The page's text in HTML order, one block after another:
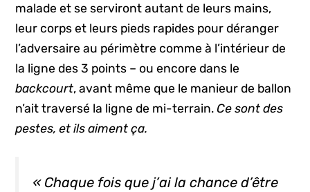
malade et se serviront autant de leurs mains,
leur corps et leurs pieds rapides pour déranger
l’adversaire au périmètre comme à l’intérieur de
la ligne des 3 points – ou encore dans le
backcourt, avant même que le manieur de ballon
n’ait traversé la ligne de mi-terrain.Ce sont des
pestes, et ils aiment ça.
« Chaque fois que j’ai la chance d’être